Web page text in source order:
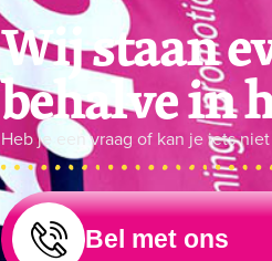
Wij staan
behalve in
Heb je een vraag of kan je iets
Bel met ons